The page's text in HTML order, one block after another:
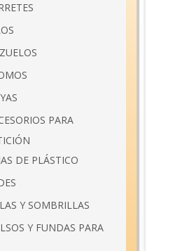
PARA
DE PLÁSTICO
Y SOMBRILLAS
Y FUNDAS PARA